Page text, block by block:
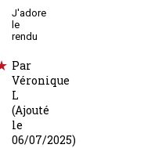
J'adore
le
rendu
Par
Véronique
L
(Ajouté
le
06/07/2025)